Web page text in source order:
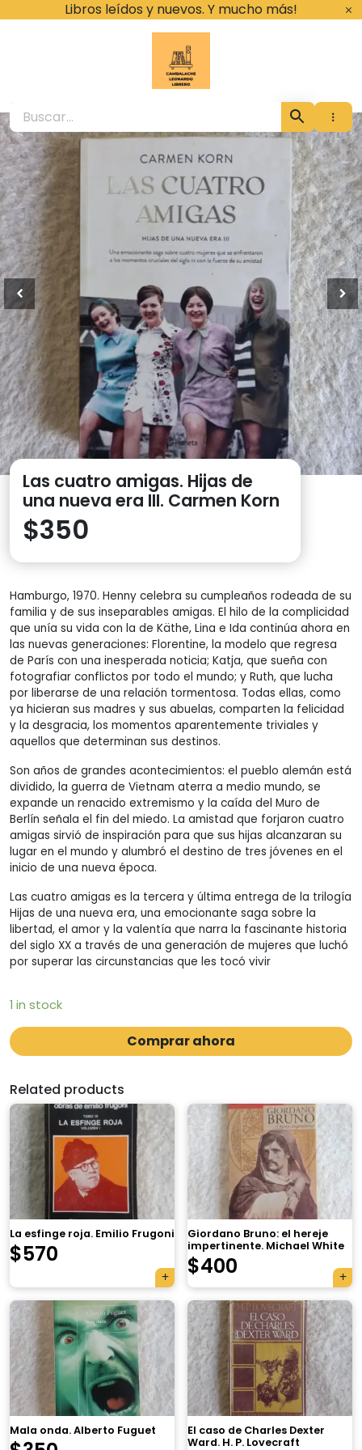
Libros leídos y nuevos. Y mucho más!
Cambalache
Las cuatro amigas. Hijas de
una nueva era III. Carmen Korn
$350
Hamburgo, 1970. Henny celebra su cumpleaños rodeada de su
familia y de sus inseparables amigas. El hilo de la complicidad
que unía su vida con la de Käthe, Lina e Ida continúa ahora en
las nuevas generaciones: Florentine, la modelo que regresa
de París con una inesperada noticia; Katja, que sueña con
fotografiar conflictos por todo el mundo; y Ruth, que lucha
por liberarse de una relación tormentosa. Todas ellas, como
ya hicieran sus madres y sus abuelas, comparten la felicidad
y la desgracia, los momentos aparentemente triviales y
aquellos que determinan sus destinos.
Son años de grandes acontecimientos: el pueblo alemán está
dividido, la guerra de Vietnam aterra a medio mundo, se
expande un renacido extremismo y la caída del Muro de
Berlín señala el fin del miedo. La amistad que forjaron cuatro
amigas sirvió de inspiración para que sus hijas alcanzaran su
lugar en el mundo y alumbró el destino de tres jóvenes en el
inicio de una nueva época.
Las cuatro amigas es la tercera y última entrega de la trilogía
Hijas de una nueva era, una emocionante saga sobre la
libertad, el amor y la valentía que narra la fascinante historia
del siglo XX a través de una generación de mujeres que luchó
por superar las circunstancias que les tocó vivir
1 in stock
Comprar ahora
Related products
La esfinge roja. Emilio Frugoni
$570
Giordano Bruno: el hereje
impertinente. Michael White
$400
Mala onda. Alberto Fuguet
El caso de Charles Dexter
Ward. H. P. Lovecraft
×